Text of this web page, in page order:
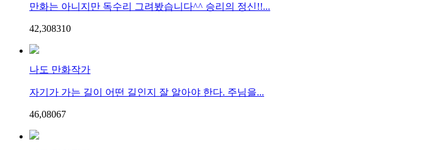
만화는 아니지만 독수리 그려봤습니다^^ 승리의 정신!!...
42,308310
나도 만화작가
자기가 가는 길이 어떤 길인지 잘 알아야 한다. 주님을...
46,08067